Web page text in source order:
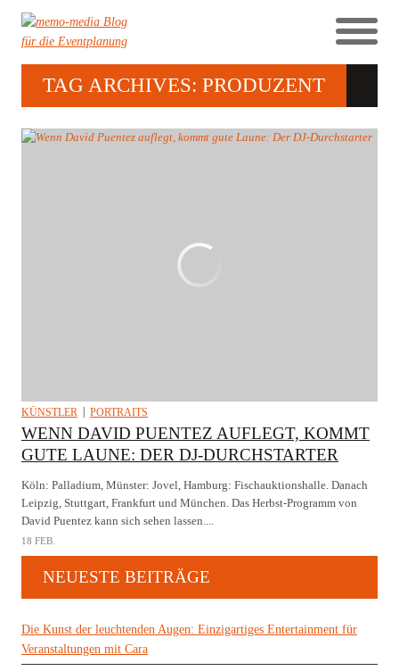
TAG ARCHIVES: PRODUZENT
KÜNSTLER PORTRAITS
WENN DAVID PUENTEZ AUFLEGT, KOMMT
GUTE LAUNE: DER DJ-DURCHSTARTER
Köln: Palladium, Münster: Jovel, Hamburg: Fischauktionshalle. Danach
Leipzig, Stuttgart, Frankfurt und München. Das Herbst-Programm von
David Puentez kann sich sehen lassen....
18 FEB.
NEUESTE BEITRÄGE
Die Kunst der leuchtenden Augen: Einzigartiges Entertainment für
Veranstaltungen mit Cara